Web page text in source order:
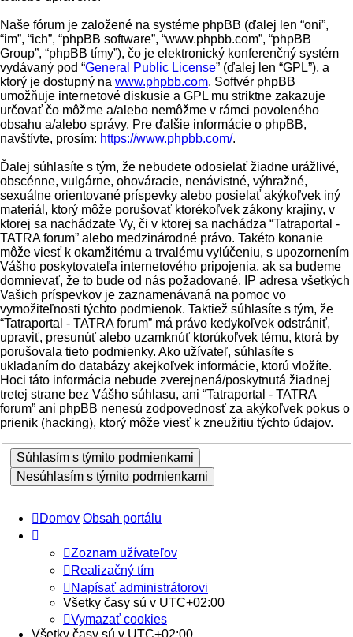
Naše fórum je založené na systéme phpBB (ďalej len “oni”,
“im”, “ich”, “phpBB software”, “www.phpbb.com”, “phpBB
Group”, “phpBB tímy”), čo je elektronický konferenčný systém
vydávaný pod “General Public License” (ďalej len “GPL”), a
ktorý je dostupný na www.phpbb.com. Softvér phpBB
umožňuje internetové diskusie a GPL mu striktne zakazuje
určovať čo môžme a/alebo nemôžme v rámci povoleného
obsahu a/alebo správy. Pre ďalšie informácie o phpBB,
navštívte, prosím: https://www.phpbb.com/.
Ďalej súhlasíte s tým, že nebudete odosielať žiadne urážlivé,
obscénne, vulgárne, ohováracie, nenávistné, výhražné,
sexuálne orientované príspevky alebo posielať akýkoľvek iný
materiál, ktorý môže porušovať ktorékoľvek zákony krajiny, v
ktorej sa nachádzate Vy, či v ktorej sa nachádza “Tatraportal -
TATRA forum” alebo medzinárodné právo. Takéto konanie
môže viesť k okamžitému a trvalému vylúčeniu, s upozornením
Vášho poskytovateľa internetového pripojenia, ak sa budeme
domnievať, že to bude od nás požadované. IP adresa všetkých
Vašich príspevkov je zaznamenávaná na pomoc vo
vymožiteľnosti týchto podmienok. Taktiež súhlasíte s tým, že
“Tatraportal - TATRA forum” má právo kedykoľvek odstrániť,
upraviť, presunúť alebo uzamknúť ktorúkoľvek tému, ktorá by
porušovala tieto podmienky. Ako užívateľ, súhlasíte s
ukladaním do databázy akejkoľvek informácie, ktorú vložíte.
Hoci táto informácia nebude zverejnená/poskytnutá žiadnej
tretej strane bez Vášho súhlasu, ani “Tatraportal - TATRA
forum” ani phpBB nenesú zodpovednosť za akýkoľvek pokus o
prienik (hacking), ktorý môže viesť k zneužitiu týchto údajov.
Domov Obsah portálu
Zoznam užívateľov
Realizačný tím
Napísať administrátorovi
Všetky časy sú v UTC+02:00
Vymazať cookies
Všetky časy sú v UTC+02:00